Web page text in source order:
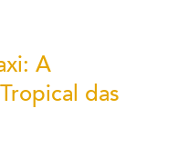
A
das